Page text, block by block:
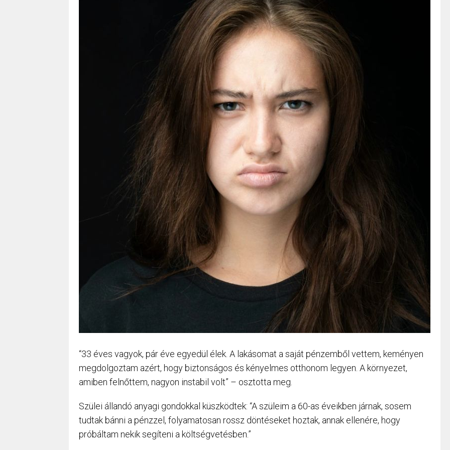
“33 éves vagyok, pár éve egyedül élek. A lakásomat a saját pénzemből vettem, keményen
megdolgoztam azért, hogy biztonságos és kényelmes otthonom legyen. A környezet,
amiben felnőttem, nagyon instabil volt” – osztotta meg.
Szülei állandó anyagi gondokkal küszködtek: “A szüleim a 60-as éveikben járnak, sosem
tudtak bánni a pénzzel, folyamatosan rossz döntéseket hoztak, annak ellenére, hogy
próbáltam nekik segíteni a költségvetésben.”